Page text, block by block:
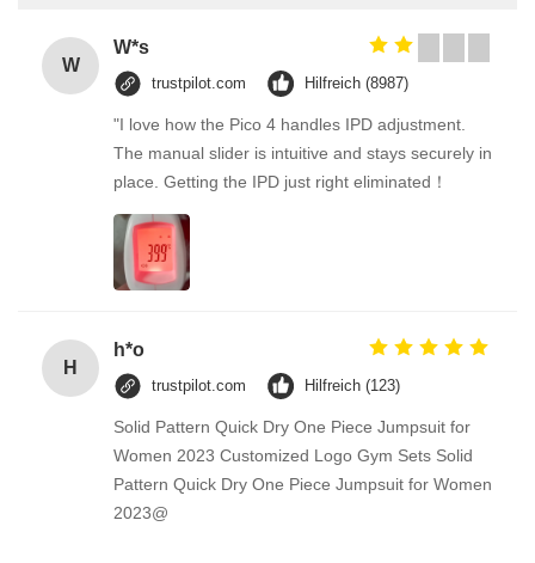
W
W*s
trustpilot.com Hilfreich (8987)
"I love how the Pico 4 handles IPD adjustment.
The manual slider is intuitive and stays securely in
place. Getting the IPD just right eliminated！
H
h*o
trustpilot.com Hilfreich (123)
Solid Pattern Quick Dry One Piece Jumpsuit for
Women 2023 Customized Logo Gym Sets Solid
Pattern Quick Dry One Piece Jumpsuit for Women
2023@